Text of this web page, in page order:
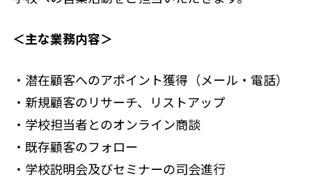
＜主な業務内容＞
・潜在顧客へのアポイント獲得（メール・電話）
・新規顧客のリサーチ、リストアップ
・学校担当者とのオンライン商談
・既存顧客のフォロー
・学校説明会及びセミナーの司会進行